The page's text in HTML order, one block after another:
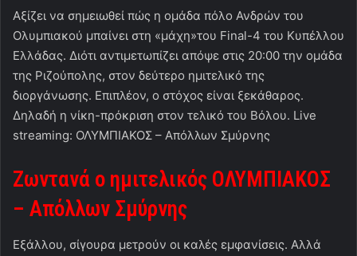
Αξίζει να σημειωθεί πώς η ομάδα πόλο Ανδρών του
Ολυμπιακού μπαίνει στη «μάχη»του Final-4 του Κυπέλλου
Ελλάδας. Διότι αντιμετωπίζει απόψε στις 20:00 την ομάδα
της Ριζούπολης, στον δεύτερο ημιτελικό της
διοργάνωσης. Επιπλέον, ο στόχος είναι ξεκάθαρος.
Δηλαδή η νίκη-πρόκριση στον τελικό του Βόλου. Live
streaming: ΟΛΥΜΠΙΑΚΟΣ – Απόλλων Σμύρνης
Ζωντανά ο ημιτελικός ΟΛΥΜΠΙΑΚΟΣ
– Απόλλων Σμύρνης
Εξάλλου, σίγουρα μετρούν οι καλές εμφανίσεις. Αλλά